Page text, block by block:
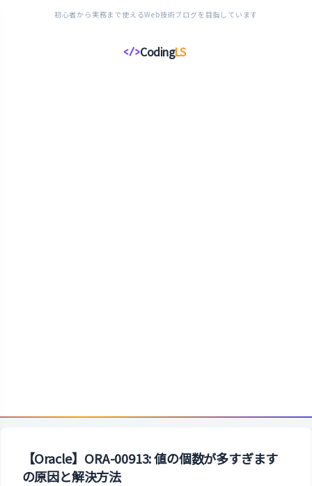
初心者から実務まで使えるWeb技術ブログを目指しています
</>CodingLS
コ
【Oracle】ORA-00913: 値の個数が多すぎます
の原因と解決方法